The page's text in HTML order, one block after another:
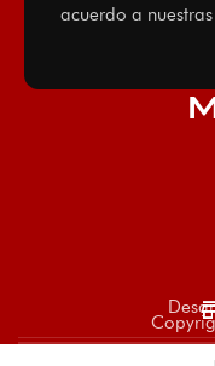
acuerdo a nuestras